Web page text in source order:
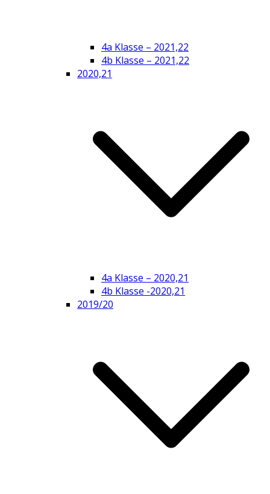
4a Klasse – 2021,22
4b Klasse – 2021,22
2020,21
4a Klasse – 2020,21
4b Klasse -2020,21
2019/20